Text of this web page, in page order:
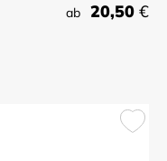
ab 20,50 €